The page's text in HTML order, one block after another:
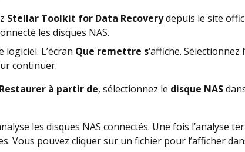
Stellar Toolkit for Data Recoverydepuis le site
les disques NAS.
logiciel. L’écran Que remettre s‘affiche. Sélectionnez
continuer.
Restaurer à partir de, sélectionnez le disque NAS
les disques NAS connectés. Une fois l’analyse
Vous pouvez cliquer sur un fichier pour l’afficher